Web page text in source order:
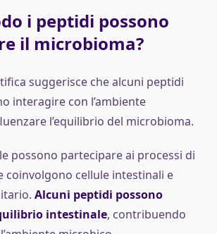
i peptidi possono
il microbioma?
suggerisce che alcuni peptidi
interagire con l’ambiente
l’equilibrio del microbioma.
possono partecipare ai processi di
coinvolgono cellule intestinali e
Alcuni peptidi possono
intestinale, contribuendo